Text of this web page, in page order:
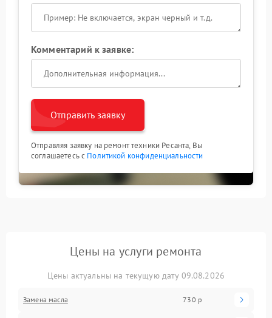
Комментарий к заявке:
Отправить заявку
Отправляя заявку на ремонт техники Ресанта, Вы
соглашаетесь с Политикой конфиденциальности
Цены на услуги ремонта
Цены актуальны на текущую дату 09.08.2026
Замена масла 730 р